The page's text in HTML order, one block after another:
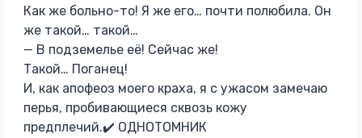
Как же больно-то! Я же его… почти полюбила. Он
же такой… такой…
— В подземелье её! Сейчас же!
Такой… Поганец!
И, как апофеоз моего краха, я с ужасом замечаю
перья, пробивающиеся сквозь кожу
предплечий.✔️ ОДНОТОМНИК